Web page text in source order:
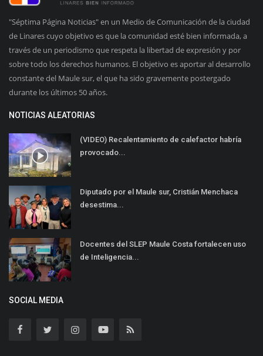
"Séptima Página Noticias" en un Medio de Comunicación de la ciudad
de Linares cuyo objetivo es que la comunidad esté bien informada, a
través de un periodismo que respeta la libertad de expresión y por
sobre todo los derechos humanos. El objetivo es aportar al desarrollo
constante del Maule sur, el que ha sido gravemente postergado
durante los últimos 50 años.
NOTICIAS ALEATORIAS
(VIDEO) Recalentamiento de calefactor habría
provocado...
Diputado por el Maule sur, Cristián Menchaca
desestima...
Docentes del SLEP Maule Costa fortalecen uso
de Inteligencia...
SOCIAL MEDIA